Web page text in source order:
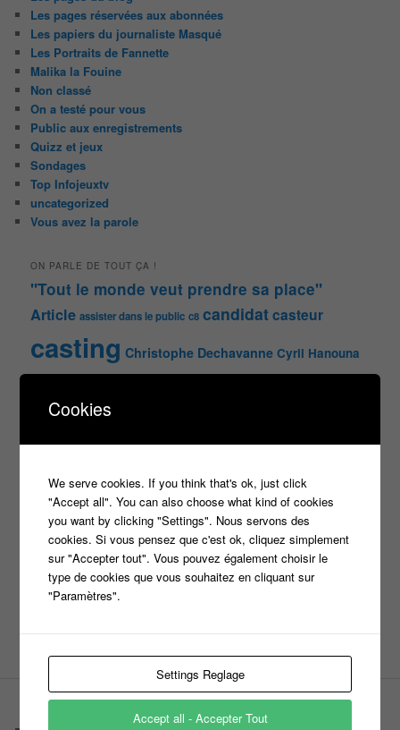
Les pages réservées aux abonnées
Les papiers du journaliste Masqué
Les Portraits de Fannette
Malika la Fouine
Non classé
On a testé pour vous
Public aux enregistrements
Quizz et jeux
Sondages
Top Infojeuxtv
uncategorized
Vous avez la parole
ON PARLE DE TOUT ÇA !
"Tout le monde veut prendre sa place"
Article assister dans le public c8 candidatcasteur
casting Christophe Dechavanne Cyril Hanouna
indiscrétions
jeu tvJeuxJeux TV
Koh Lantalaurence boccolini le maillon faible
Maestro Masters money drop
n'oubliez pas les paroles
N'oubliez pas les paroles naguinoplp nrj12
Cookies
We serve cookies. If you think that's ok, just click
"Accept all". You can also choose what kind of cookies
you want by clicking "Settings". Nous servons des
cookies. Si vous pensez que c'est ok, cliquez simplement
sur "Accepter tout". Vous pouvez également choisir le
type de cookies que vous souhaitez en cliquant sur
"Paramètres".
Settings Reglage
Accept all - Accepter Tout